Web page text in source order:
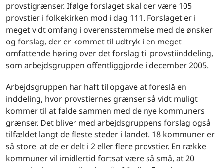
provstigrænser. Ifølge forslaget skal der være 105
provstier i folkekirken mod i dag 111. Forslaget er i
meget vidt omfang i overensstemmelse med de ønsker
og forslag, der er kommet til udtryk i en meget
omfattende høring over det forslag til provstiinddeling,
som arbejdsgruppen offentliggjorde i december 2005.
Arbejdsgruppen har haft til opgave at foreslå en
inddeling, hvor provstiernes grænser så vidt muligt
kommer til at falde sammen med de nye kommuners
grænser. Det bliver med arbejdsgruppens forslag også
tilfældet langt de fleste steder i landet. 18 kommuner er
så store, at de er delt i 2 eller flere provstier. En række
kommuner vil imidlertid fortsat være så små, at 20